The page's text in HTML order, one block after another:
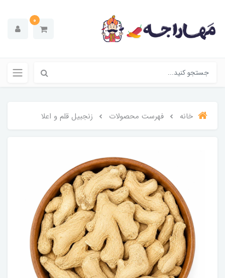
0
خانه فهرست محصولات زنجبیل قلم و اعلا